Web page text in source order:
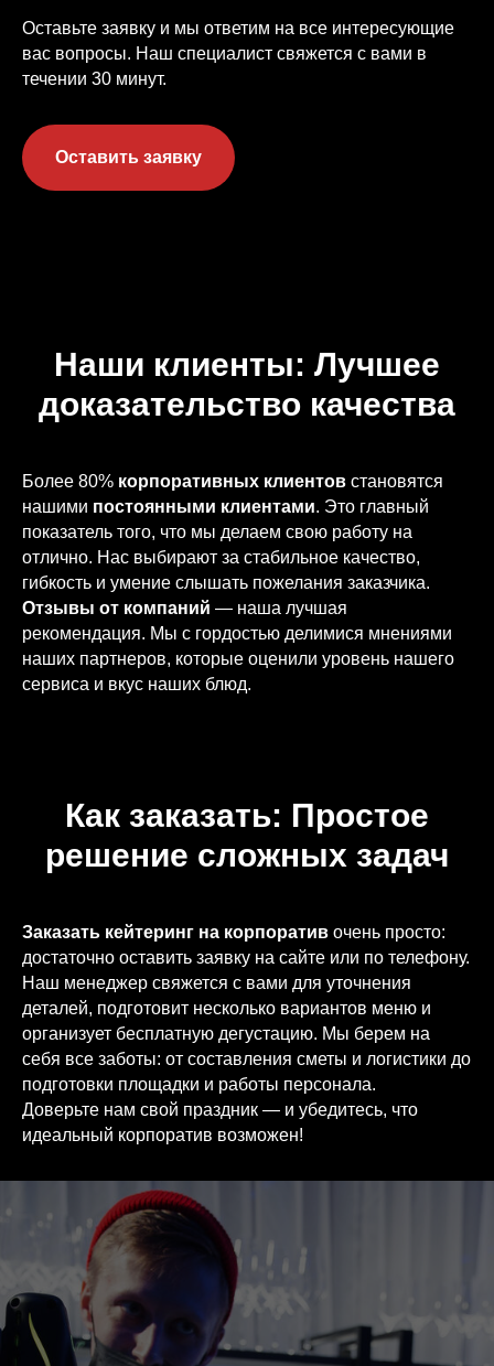
Оставьте заявку и мы ответим на все интересующие
вас вопросы. Наш специалист свяжется с вами в
течении 30 минут.
Оставить заявку
Наши клиенты: Лучшее
доказательство качества
Более 80% корпоративных клиентов становятся
нашими постоянными клиентами. Это главный
показатель того, что мы делаем свою работу на
отлично. Нас выбирают за стабильное качество,
гибкость и умение слышать пожелания заказчика.
Отзывы от компаний — наша лучшая
рекомендация. Мы с гордостью делимися мнениями
наших партнеров, которые оценили уровень нашего
сервиса и вкус наших блюд.
Как заказать: Простое
решение сложных задач
Заказать кейтеринг на корпоратив очень просто:
достаточно оставить заявку на сайте или по телефону.
Наш менеджер свяжется с вами для уточнения
деталей, подготовит несколько вариантов меню и
организует бесплатную дегустацию. Мы берем на
себя все заботы: от составления сметы и логистики до
подготовки площадки и работы персонала.
Доверьте нам свой праздник — и убедитесь, что
идеальный корпоратив возможен!